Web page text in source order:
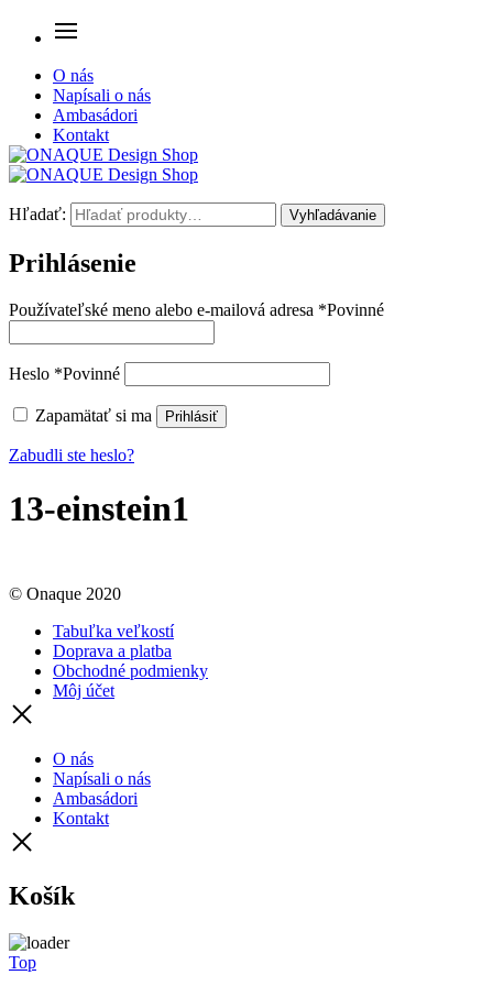
O nás
Napísali o nás
Ambasádori
Kontakt
Hľadať: Vyhľadávanie
Prihlásenie
Používateľské meno alebo e-mailová adresa *Povinné
Heslo *Povinné
Zapamätať si ma Prihlásiť
Zabudli ste heslo?
13-einstein1
© Onaque 2020
Tabuľka veľkostí
Doprava a platba
Obchodné podmienky
Môj účet
O nás
Napísali o nás
Ambasádori
Kontakt
Košík
Top